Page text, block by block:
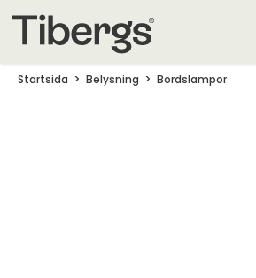
Startsida Belysning Bordslampor